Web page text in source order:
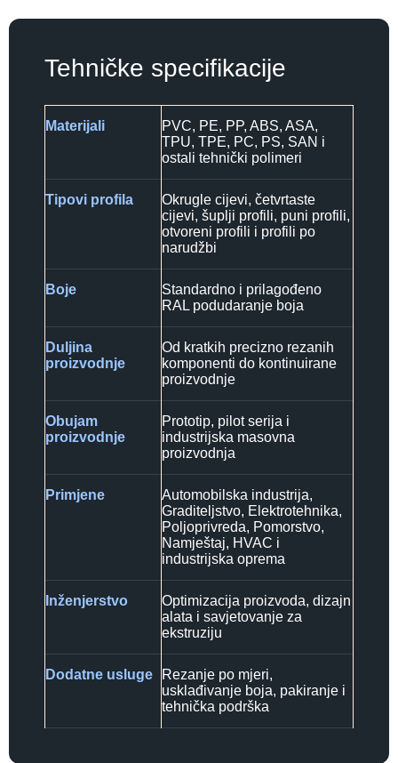
Tehničke specifikacije
Materijali
PVC, PE, PP, ABS, ASA,
TPU, TPE, PC, PS, SAN i
ostali tehnički polimeri
Tipovi profila
Okrugle cijevi, četvrtaste
cijevi, šuplji profili, puni profili,
otvoreni profili i profili po
narudžbi
Boje
Standardno i prilagođeno
RAL podudaranje boja
Duljina
proizvodnje
Od kratkih precizno rezanih
komponenti do kontinuirane
proizvodnje
Obujam
proizvodnje
Prototip, pilot serija i
industrijska masovna
proizvodnja
Primjene
Automobilska industrija,
Graditeljstvo, Elektrotehnika,
Poljoprivreda, Pomorstvo,
Namještaj, HVAC i
industrijska oprema
Inženjerstvo
Optimizacija proizvoda, dizajn
alata i savjetovanje za
ekstruziju
Dodatne usluge
Rezanje po mjeri,
usklađivanje boja, pakiranje i
tehnička podrška